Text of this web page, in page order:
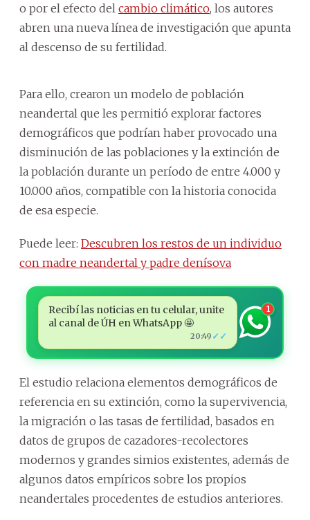
o por el efecto del cambio climático, los autores
abren una nueva línea de investigación que apunta
al descenso de su fertilidad.
Para ello, crearon un modelo de población
neandertal que les permitió explorar factores
demográficos que podrían haber provocado una
disminución de las poblaciones y la extinción de
la población durante un período de entre 4.000 y
10.000 años, compatible con la historia conocida
de esa especie.
Puede leer: Descubren los restos de un individuo
con madre neandertal y padre denísova
Recibí las noticias en tu celular, unite
al canal de ÚH en WhatsApp 🤩
20:49 ✓✓
1
El estudio relaciona elementos demográficos de
referencia en su extinción, como la supervivencia,
la migración o las tasas de fertilidad, basados en
datos de grupos de cazadores-recolectores
modernos y grandes simios existentes, además de
algunos datos empíricos sobre los propios
neandertales procedentes de estudios anteriores.